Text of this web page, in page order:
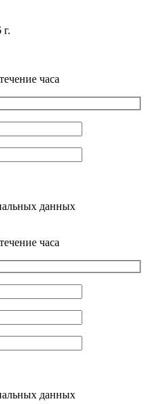
часа
данных
часа
данных